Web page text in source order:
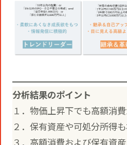
分析結果のポイント
１．物価上昇下でも高額消
２．保有資産や可処分所得
３．高額消費および保有資